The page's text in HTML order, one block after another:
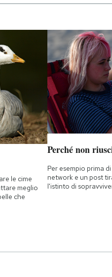
le cime
meglio
che
Perché non
Per esempio prima
network e un post
l'istinto di